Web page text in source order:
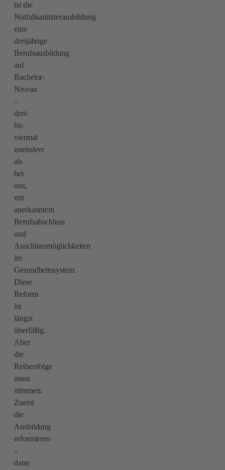
ist die
Notfallsanitäterausbildung
eine
dreijährige
Berufsausbildung
auf
Bachelor-
Niveau
–
drei-
bis
viermal
intensiver
als
bei
uns,
mit
anerkanntem
Berufsabschluss
und
Anschlussmöglichkeiten
im
Gesundheitssystem.
Diese
Reform
ist
längst
überfällig.
Aber
die
Reihenfolge
muss
stimmen:
Zuerst
die
Ausbildung
reformieren
–
dann